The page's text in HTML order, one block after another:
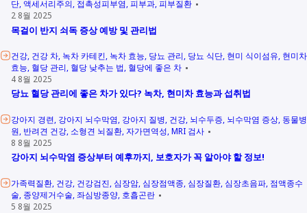
단 액세서리주의 접촉성피부염 피부과 피부질환
2 8월 2025
목걸이 반지 쇠독 증상 예방 및 관리법
건강 건강 차 녹차 카테킨 녹차 효능 당뇨 관리 당뇨 식단 현미 식이섬유 현미차
효능 혈당 관리 혈당 낮추는 법 혈당에 좋은 차
4 8월 2025
당뇨 혈당 관리에 좋은 차가 있다? 녹차, 현미차 효능과 섭취법
강아지 경련 강아지 뇌수막염 강아지 질병 건강 뇌수두증 뇌수막염 증상 동물병
원 반려견 건강 소형견 뇌질환 자가면역성 MRI 검사
8 8월 2025
강아지 뇌수막염 증상부터 예후까지, 보호자가 꼭 알아야 할 정보!
가족력질환 건강 건강검진 심장암 심장점액종 심장질환 심장초음파 점액종수
술 종양제거수술 좌심방종양 호흡곤란
5 8월 2025